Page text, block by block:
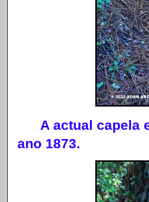
A actual capela e
ano 1873.